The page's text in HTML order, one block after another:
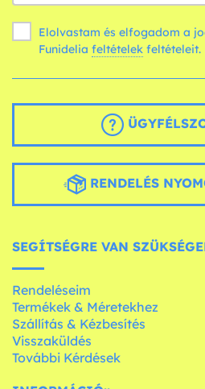
Elolvastam és elfogadom a
Funidelia feltételek feltételeit.
RENDELÉS
SEGÍTSÉGRE VAN
Rendeléseim
Termékek & Méretekhez
Szállítás & Kézbesítés
Visszaküldés
További Kérdések